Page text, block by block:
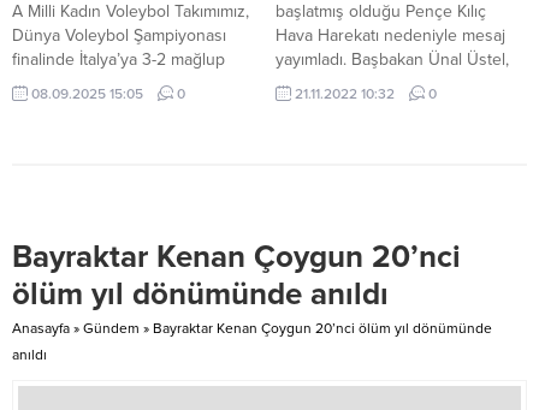
noktasında...
A Milli Kadın Voleybol Takımımız,
Dünya Voleybol Şampiyonası
finalinde İtalya’ya 3-2 mağlup
olarak dünya ikincisi oldu. Filenin
Sultanları gümüş madalyanın
paylaştı. Filenin Sultanları, TRT
1’den yayınlanan karşılaşmada
İtalya’ya 3-2 mağlup olarak ikinci
oldu....
08.09.2025 15:05 0
başlatmış olduğu Pençe Kılıç
Hava Harekatı nedeniyle mesaj
yayımladı. Başbakan Ünal Üstel,
Türk Silahlı Kuvvetleri’nin Suriye
ve Irak’ın kuzeyine başlattığı
terör örgütünü kaynağında yok
etmek maksadıyla...
21.11.2022 10:32 0
Bayraktar Kenan Çoygun 20’nci
ölüm yıl dönümünde anıldı
Anasayfa » Gündem » Bayraktar Kenan Çoygun 20’nci ölüm yıl dönümünde
anıldı